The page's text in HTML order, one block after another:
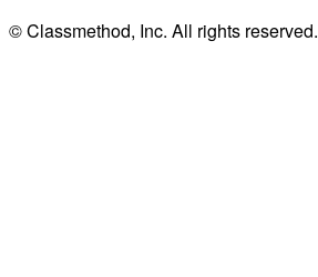
© Classmethod, Inc. All rights reserved.